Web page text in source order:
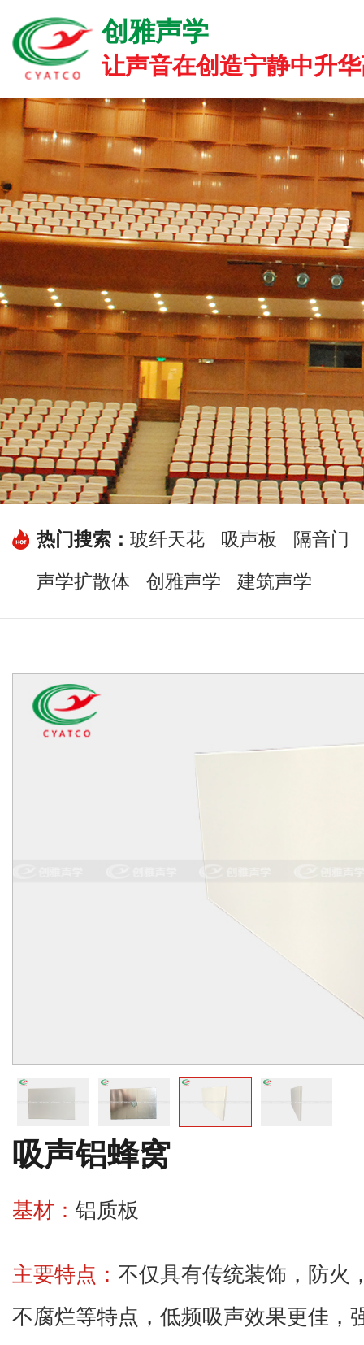
创雅声学
让声音在创造宁静中升华
热门搜索： 玻纤天花 吸声板 隔音门
声学扩散体 创雅声学 建筑声学
吸声铝蜂窝
基材： 铝质板
主要特点： 不仅具有传统装饰，防火
不腐烂等特点，低频吸声效果更佳，